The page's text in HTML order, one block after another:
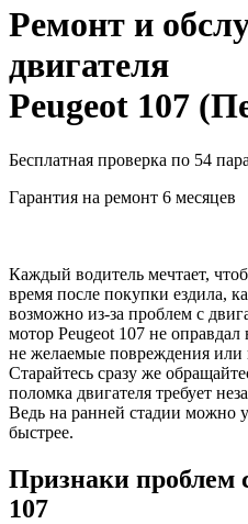
Ремонт и
двигателя
Peugeot 107 (
Бесплатная проверка по 54
Гарантия на ремонт 6 месяцев
Каждый водитель мечтает,
время после покупки ездила,
возможно из-за проблем с
мотор Peugeot 107 не
не желаемые повреждения или
Старайтесь сразу же
поломка двигателя требует
Ведь на ранней стадии можно
быстрее.
Признаки проблем
107